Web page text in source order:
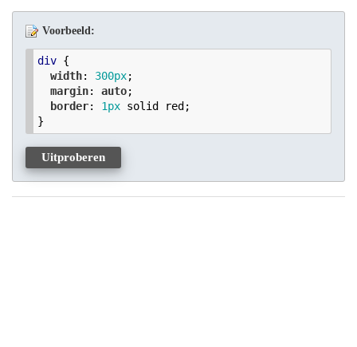
Voorbeeld:
div {
width: 300px;
margin: auto;
border: 1px solid red;
}
Uitproberen